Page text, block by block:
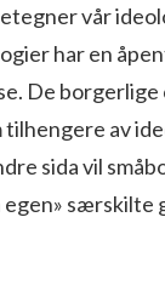
vår
har en
De
av
sida vil
særskilte